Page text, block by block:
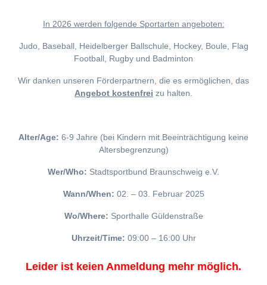
In 2026 werden folgende Sportarten angeboten:
Judo, Baseball, Heidelberger Ballschule, Hockey, Boule, Flag
Football, Rugby und Badminton
Wir danken unseren Förderpartnern, die es ermöglichen, das
Angebot kostenfrei zu halten.
Alter/Age: 6-9 Jahre (bei Kindern mit Beeinträchtigung keine
Altersbegrenzung)
Wer/Who: Stadtsportbund Braunschweig e.V.
Wann/When: 02. – 03. Februar 2025
Wo/Where: Sporthalle Güldenstraße
Uhrzeit/Time: 09:00 – 16:00 Uhr
Leider ist keien Anmeldung mehr möglich.